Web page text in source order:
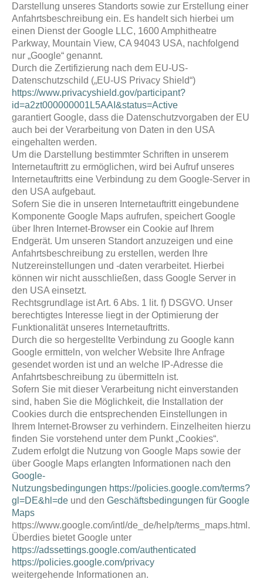
Darstellung unseres Standorts sowie zur Erstellung einer
Anfahrtsbeschreibung ein. Es handelt sich hierbei um
einen Dienst der Google LLC, 1600 Amphitheatre
Parkway, Mountain View, CA 94043 USA, nachfolgend
nur „Google“ genannt.
Durch die Zertifizierung nach dem EU-US-
Datenschutzschild („EU-US Privacy Shield“)
https://www.privacyshield.gov/participant?
id=a2zt000000001L5AAI&status=Active
garantiert Google, dass die Datenschutzvorgaben der EU
auch bei der Verarbeitung von Daten in den USA
eingehalten werden.
Um die Darstellung bestimmter Schriften in unserem
Internetauftritt zu ermöglichen, wird bei Aufruf unseres
Internetauftritts eine Verbindung zu dem Google-Server in
den USA aufgebaut.
Sofern Sie die in unseren Internetauftritt eingebundene
Komponente Google Maps aufrufen, speichert Google
über Ihren Internet-Browser ein Cookie auf Ihrem
Endgerät. Um unseren Standort anzuzeigen und eine
Anfahrtsbeschreibung zu erstellen, werden Ihre
Nutzereinstellungen und -daten verarbeitet. Hierbei
können wir nicht ausschließen, dass Google Server in
den USA einsetzt.
Rechtsgrundlage ist Art. 6 Abs. 1 lit. f) DSGVO. Unser
berechtigtes Interesse liegt in der Optimierung der
Funktionalität unseres Internetauftritts.
Durch die so hergestellte Verbindung zu Google kann
Google ermitteln, von welcher Website Ihre Anfrage
gesendet worden ist und an welche IP-Adresse die
Anfahrtsbeschreibung zu übermitteln ist.
Sofern Sie mit dieser Verarbeitung nicht einverstanden
sind, haben Sie die Möglichkeit, die Installation der
Cookies durch die entsprechenden Einstellungen in
Ihrem Internet-Browser zu verhindern. Einzelheiten hierzu
finden Sie vorstehend unter dem Punkt „Cookies“.
Zudem erfolgt die Nutzung von Google Maps sowie der
über Google Maps erlangten Informationen nach den
Google-
Nutzungsbedingungen https://policies.google.com/terms?
gl=DE&hl=de und den Geschäftsbedingungen für Google
Maps
https://www.google.com/intl/de_de/help/terms_maps.html.
Überdies bietet Google unter
https://adssettings.google.com/authenticated
https://policies.google.com/privacy
weitergehende Informationen an.